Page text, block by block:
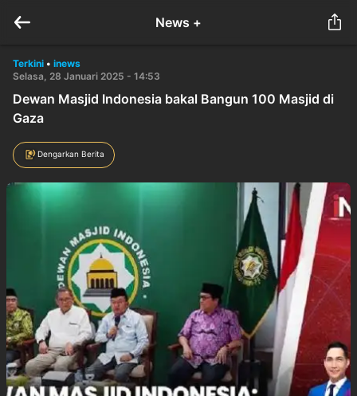
News +
Terkini • inews
Selasa, 28 Januari 2025 - 14:53
Dewan Masjid Indonesia bakal Bangun 100 Masjid di
Gaza
Dengarkan Berita